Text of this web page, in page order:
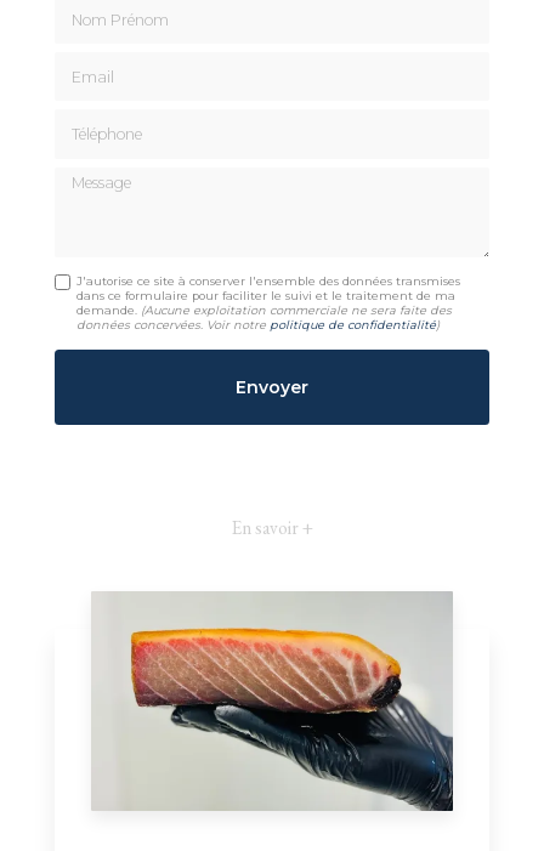
Message
J'autorise ce site à conserver l'ensemble des données transmises
dans ce formulaire pour faciliter le suivi et le traitement de ma
demande. (Aucune exploitation commerciale ne sera faite des
données concervées. Voir notre politique de confidentialité)
En savoir +